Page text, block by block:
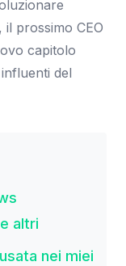
prossimo CEO
capitolo
del
altri
nei miei